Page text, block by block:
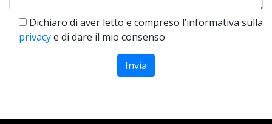
Dichiaro di aver letto e compreso l’informativa sulla
privacye di dare il mio consenso